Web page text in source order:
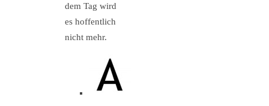
dem Tag wird
es hoffentlich
nicht mehr.